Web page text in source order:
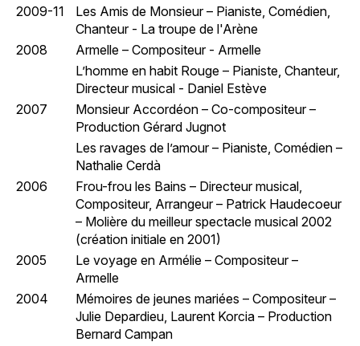
2009-11
Les Amis de Monsieur – Pianiste, Comédien,
Chanteur - La troupe de l'Arène
2008
Armelle – Compositeur - Armelle
L’homme en habit Rouge – Pianiste, Chanteur,
Directeur musical - Daniel Estève
2007
Monsieur Accordéon – Co-compositeur –
Production Gérard Jugnot
Les ravages de l’amour – Pianiste, Comédien –
Nathalie Cerdà
2006
Frou-frou les Bains – Directeur musical,
Compositeur, Arrangeur – Patrick Haudecoeur
– Molière du meilleur spectacle musical 2002
(création initiale en 2001)
2005
Le voyage en Armélie – Compositeur –
Armelle
2004
Mémoires de jeunes mariées – Compositeur –
Julie Depardieu, Laurent Korcia – Production
Bernard Campan